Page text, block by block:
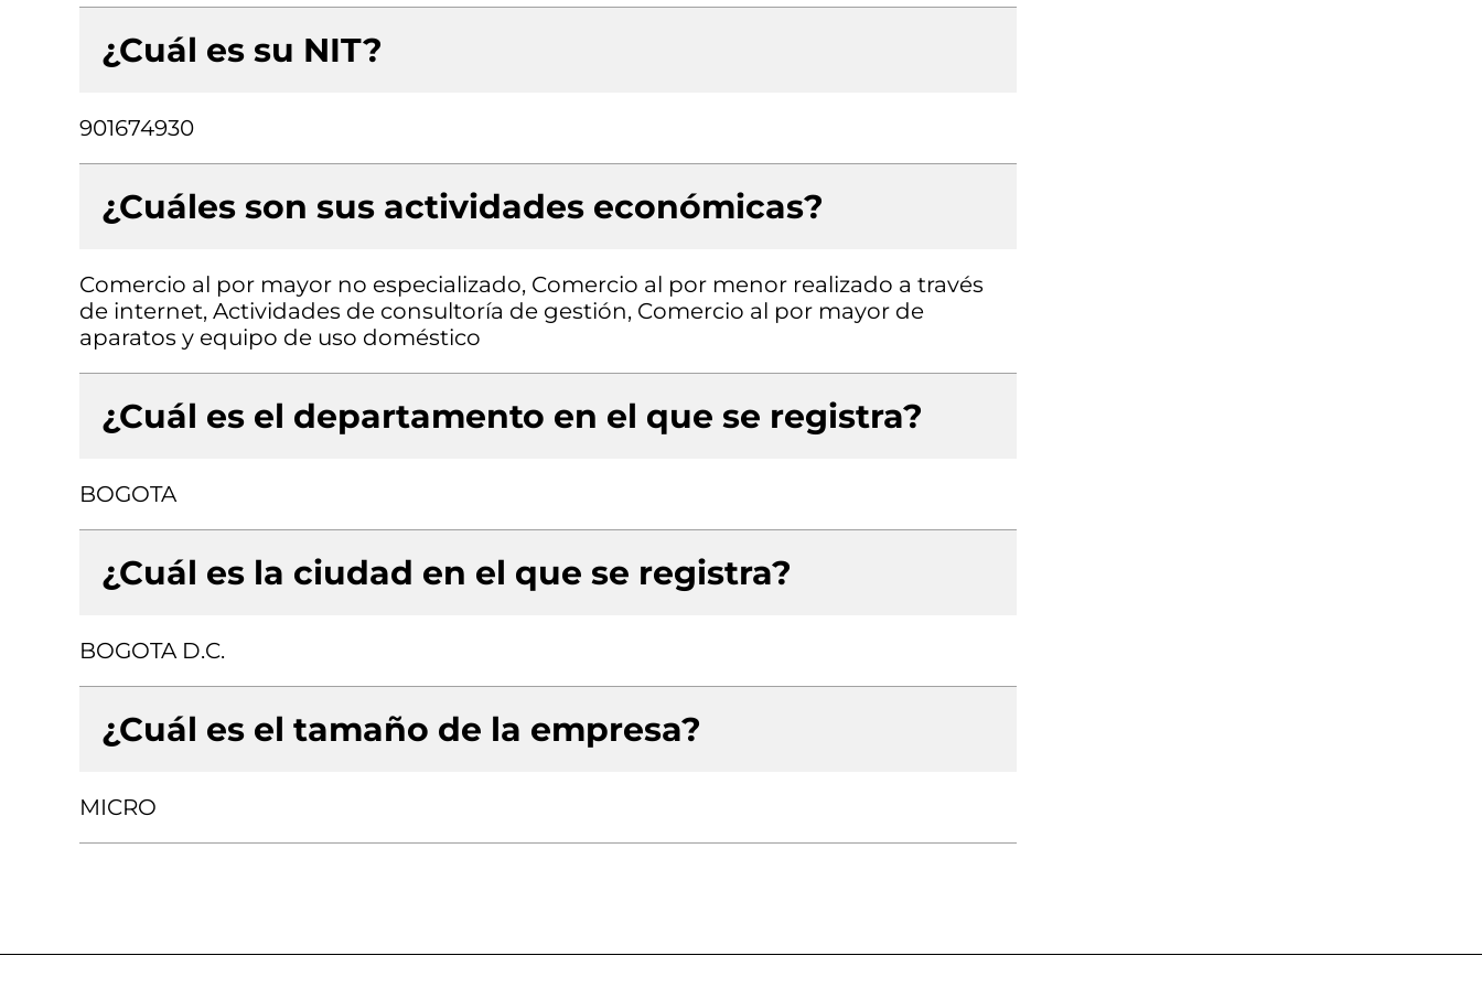
¿Cuál es su NIT?
901674930
¿Cuáles son sus actividades económicas?
Comercio al por mayor no especializado, Comercio al por menor realizado a través
de internet, Actividades de consultoría de gestión, Comercio al por mayor de
aparatos y equipo de uso doméstico
¿Cuál es el departamento en el que se registra?
BOGOTA
¿Cuál es la ciudad en el que se registra?
BOGOTA D.C.
¿Cuál es el tamaño de la empresa?
MICRO